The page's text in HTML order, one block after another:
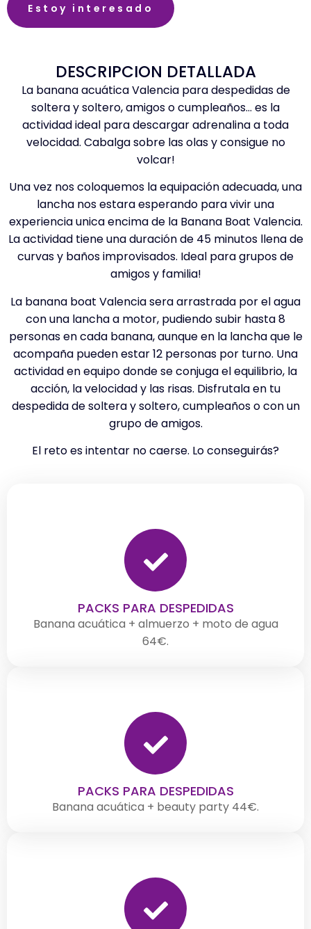
Estoy interesado
DESCRIPCION DETALLADA
La banana acuática Valencia para despedidas de
soltera y soltero, amigos o cumpleaños… es la
actividad ideal para descargar adrenalina a toda
velocidad. Cabalga sobre las olas y consigue no
volcar!
Una vez nos coloquemos la equipación adecuada, una
lancha nos estara esperando para vivir una
experiencia unica encima de la Banana Boat Valencia.
La actividad tiene una duración de 45 minutos llena de
curvas y baños improvisados. Ideal para grupos de
amigos y familia!
La banana boat Valencia sera arrastrada por el agua
con una lancha a motor, pudiendo subir hasta 8
personas en cada banana, aunque en la lancha que le
acompaña pueden estar 12 personas por turno. Una
actividad en equipo donde se conjuga el equilibrio, la
acción, la velocidad y las risas. Disfrutala en tu
despedida de soltera y soltero, cumpleaños o con un
grupo de amigos.
El reto es intentar no caerse. Lo conseguirás?
PACKS PARA DESPEDIDAS
Banana acuática + almuerzo + moto de agua
64€.
PACKS PARA DESPEDIDAS
Banana acuática + beauty party 44€.